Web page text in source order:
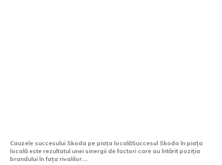
Cauzele succesului Skoda pe piața localăSuccesul Skoda în piața
locală este rezultatul unei sinergii de factori care au întărit poziția
brandului în fața rivalilor....